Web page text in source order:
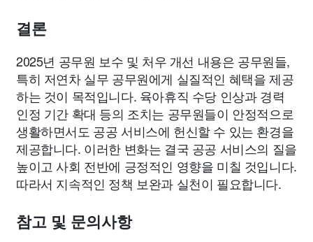
결론
2025년 공무원 보수 및 처우 개선 내용은 공무원들,
특히 저연차 실무 공무원에게 실질적인 혜택을 제공
하는 것이 목적입니다. 육아휴직 수당 인상과 경력
인정 기간 확대 등의 조치는 공무원들이 안정적으로
생활하면서도 공공 서비스에 헌신할 수 있는 환경을
제공합니다. 이러한 변화는 결국 공공 서비스의 질을
높이고 사회 전반에 긍정적인 영향을 미칠 것입니다.
따라서 지속적인 정책 보완과 실천이 필요합니다.
참고 및 문의사항